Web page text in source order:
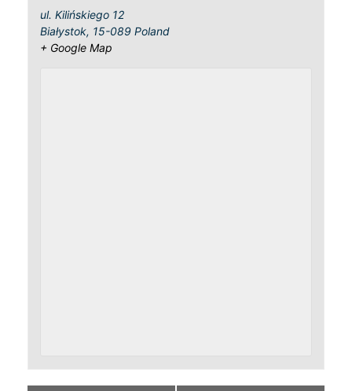
ul. Kilińskiego 12
Białystok, 15-089 Poland
+ Google Map